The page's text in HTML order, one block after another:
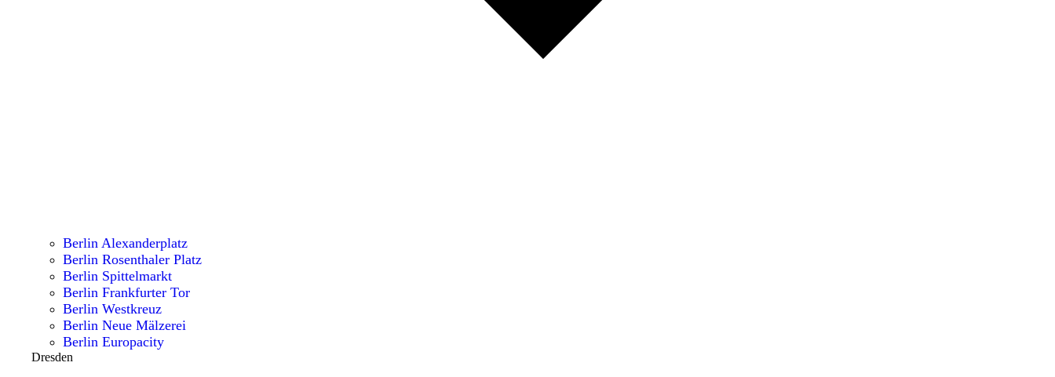
Berlin Alexanderplatz
Berlin Rosenthaler Platz
Berlin Spittelmarkt
Berlin Frankfurter Tor
Berlin Westkreuz
Berlin Neue Mälzerei
Berlin Europacity
Dresden